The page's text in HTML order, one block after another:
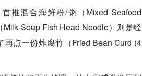
推混合海鲜粉/粥（Mixed Seafood
Soup Fish Head Noodle）则是经
点一份炸腐竹（Fried Bean Curd (4